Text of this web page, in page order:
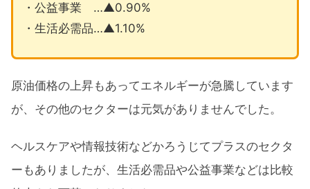
・公益事業 …▲0.90%
・生活必需品…▲1.10%
原油価格の上昇もあってエネルギーが急騰しています
が、その他のセクターは元気がありませんでした。
ヘルスケアや情報技術などかろうじてプラスのセクタ
ーもありましたが、生活必需品や公益事業などは比較